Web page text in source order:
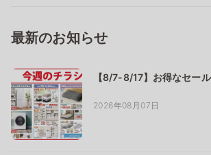
最新のお知らせ
【8/7-8/17】お得なセー
2026年08月07日